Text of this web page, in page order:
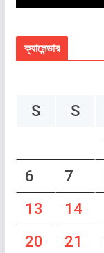
ক্যালেন্ডার
S
S
6
7
13
14
20
21